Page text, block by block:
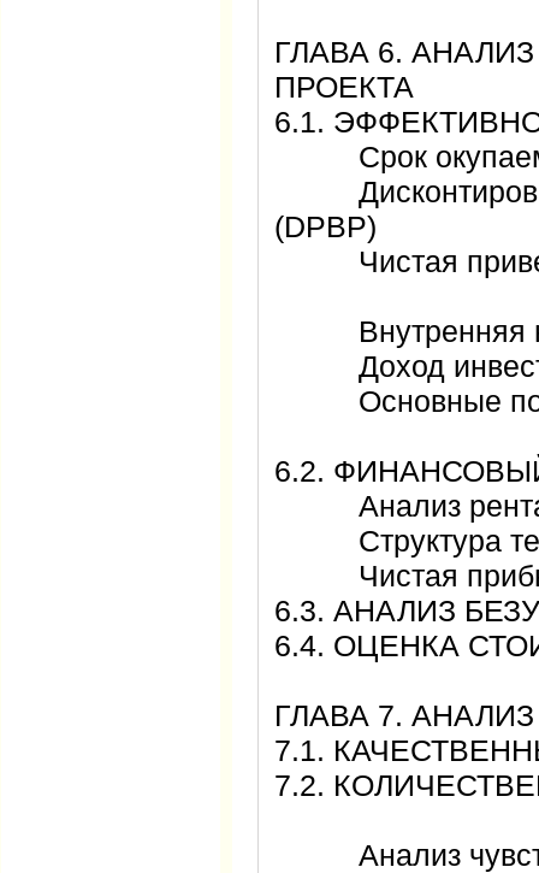
ГЛАВА 6.
ПРОЕКТА
6.1.
Срок
(DPBP)
Чистая
Внутренняя
Доход
Основные
6.2.
Анализ
Структура
Чистая
6.3. АНАЛИЗ
6.4. ОЦЕНКА
ГЛАВА 7.
7.1.
7.2.
Анализ